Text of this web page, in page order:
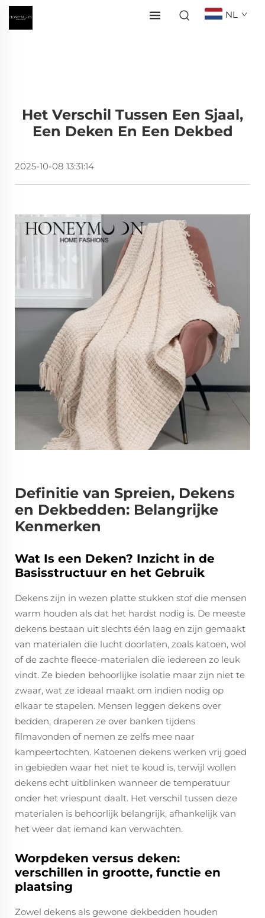
NL
Het Verschil Tussen Een Sjaal,
Een Deken En Een Dekbed
2025-10-08 13:31:14
Definitie van Spreien, Dekens
en Dekbedden: Belangrijke
Kenmerken
Wat Is een Deken? Inzicht in de
Basisstructuur en het Gebruik
Dekens zijn in wezen platte stukken stof die mensen
warm houden als dat het hardst nodig is. De meeste
dekens bestaan uit slechts één laag en zijn gemaakt
van materialen die lucht doorlaten, zoals katoen, wol
of de zachte fleece-materialen die iedereen zo leuk
vindt. Ze bieden behoorlijke isolatie maar zijn niet te
zwaar, wat ze ideaal maakt om indien nodig op
elkaar te stapelen. Mensen leggen dekens over
bedden, draperen ze over banken tijdens
filmavonden of nemen ze zelfs mee naar
kampeertochten. Katoenen dekens werken vrij goed
in gebieden waar het niet te koud is, terwijl wollen
dekens echt uitblinken wanneer de temperatuur
onder het vriespunt daalt. Het verschil tussen deze
materialen is behoorlijk belangrijk, afhankelijk van
het weer dat iemand kan verwachten.
Worpdeken versus deken:
verschillen in grootte, functie en
plaatsing
Zowel dekens als gewone dekbedden houden